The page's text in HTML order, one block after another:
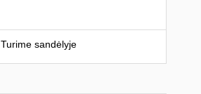
Turime sandėlyje